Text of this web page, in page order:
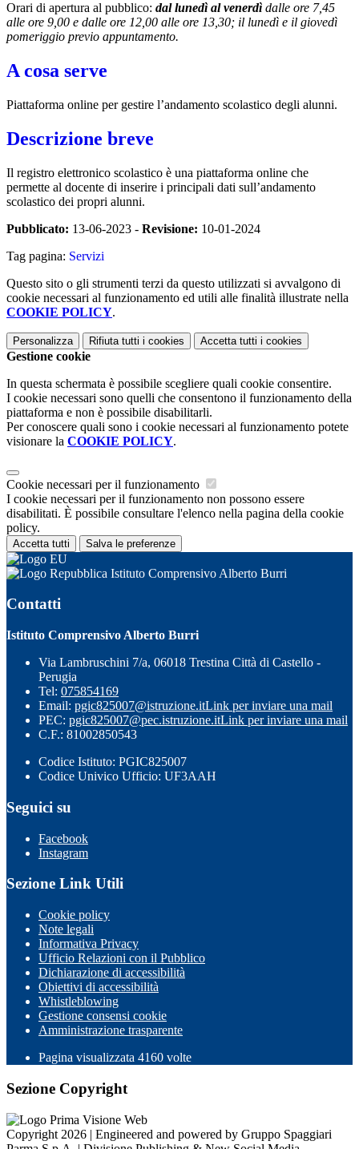
Orari di apertura al pubblico: dal lunedì al venerdì dalle ore 7,45
alle ore 9,00 e dalle ore 12,00 alle ore 13,30; il lunedì e il giovedì
pomeriggio previo appuntamento.
A cosa serve
Piattaforma online per gestire l’andamento scolastico degli alunni.
Descrizione breve
Il registro elettronico scolastico è una piattaforma online che
permette al docente di inserire i principali dati sull’andamento
scolastico dei propri alunni.
Pubblicato: 13-06-2023 - Revisione: 10-01-2024
Tag pagina: Servizi
Questo sito o gli strumenti terzi da questo utilizzati si avvalgono di
cookie necessari al funzionamento ed utili alle finalità illustrate nella
COOKIE POLICY.
Personalizza Rifiuta tutti i cookies Accetta tutti i cookies
Gestione cookie
In questa schermata è possibile scegliere quali cookie consentire.
I cookie necessari sono quelli che consentono il funzionamento della
piattaforma e non è possibile disabilitarli.
Per conoscere quali sono i cookie necessari al funzionamento potete
visionare la COOKIE POLICY.
Cookie necessari per il funzionamento
I cookie necessari per il funzionamento non possono essere
disabilitati. È possibile consultare l'elenco nella pagina della cookie
policy.
Accetta tutti Salva le preferenze
Istituto Comprensivo Alberto Burri
Contatti
Istituto Comprensivo Alberto Burri
Via Lambruschini 7/a, 06018 Trestina Città di Castello -
Perugia
Tel: 075854169
Email: pgic825007@istruzione.itLink per inviare una mail
PEC: pgic825007@pec.istruzione.itLink per inviare una mail
C.F.: 81002850543
Codice Istituto: PGIC825007
Codice Univico Ufficio: UF3AAH
Seguici su
Facebook
Instagram
Sezione Link Utili
Cookie policy
Note legali
Informativa Privacy
Ufficio Relazioni con il Pubblico
Dichiarazione di accessibilità
Obiettivi di accessibilità
Whistleblowing
Gestione consensi cookie
Amministrazione trasparente
Pagina visualizzata 4160 volte
Sezione Copyright
Copyright 2026 | Engineered and powered by Gruppo Spaggiari